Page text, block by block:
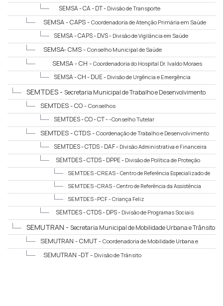
SEMSA - CA - DT - Divisão de Transporte
SEMSA - CAPS - Coordenadoria de Atenção Primária em Saúde
SEMSA - CAPS - DVS - Divisão de Vigilância em Saúde
SEMSA- CMS - Conselho Municipal de Saúde
SEMSA - CH - Coordenadoria do Hospital Dr. Ivaldo Moraes
SEMSA - CH - DUE - Divisão de Urgência e Emergência
SEMTDES - Secretaria Municipal de Trabalho e Desenvolvimento
Social
SEMTDES - CO - Conselhos
SEMTDES - CO - CT --Conselho Tutelar
SEMTDES - CTDS - Coordenação de Trabalho e Desenvolvimento
Social
SEMTDES - CTDS - DAF - Divisão Administrativa e Financeira
SEMTDES - CTDS - DPPE - Divisão de Política de Proteção
SEMTDES -CREAS - Centro de Referência Especializado de
Assistência Social
SEMTDES -CRAS - Centro de Referência da Assistência
SEMTDES -PCF - Criança Feliz
SEMTDES - CTDS - DPS - Divisão de Programas Sociais
SEMUTRAN - Secretaria Municipal de Mobilidade Urbana e Trânsito
SEMUTRAN - CMUT - Coordenadoria de Mobilidade Urbana e
Trânsito
SEMUTRAN -DT - Divisão de Trânsito